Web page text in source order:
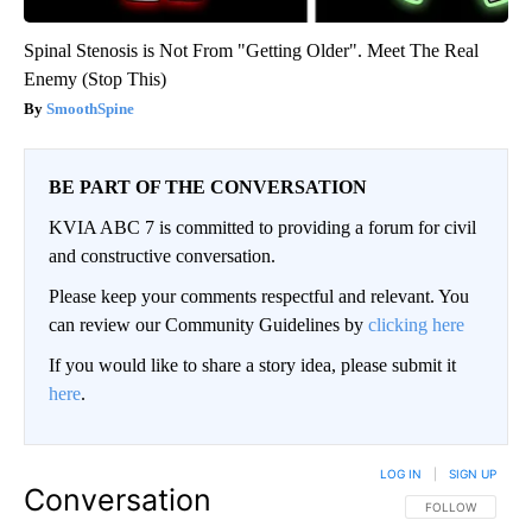
Spinal Stenosis is Not From "Getting Older". Meet The Real
Enemy (Stop This)
SmoothSpine
BE PART OF THE CONVERSATION
KVIA ABC 7 is committed to providing a forum for civil
and constructive conversation.
Please keep your comments respectful and relevant. You
can review our Community Guidelines by clicking here
If you would like to share a story idea, please submit it
here.
Conversation FOLLOW THIS
FOLLOW
LOG IN SIGN UP